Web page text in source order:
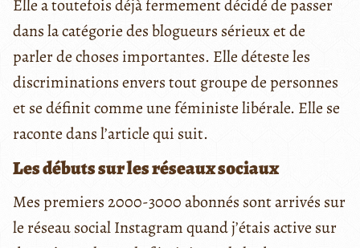
Elle a toutefois déjà fermement décidé de passer
dans la catégorie des blogueurs sérieux et de
parler de choses importantes. Elle déteste les
discriminations envers tout groupe de personnes
et se définit comme une féministe libérale. Elle se
raconte dans l’article qui suit.
Les débuts sur les réseaux sociaux
Mes premiers 2000-3000 abonnés sont arrivés sur
le réseau social Instagram quand j’étais active sur